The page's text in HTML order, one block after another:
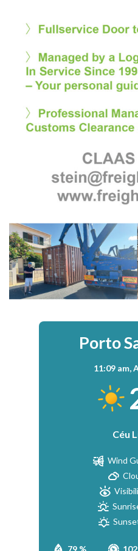
Porto
11:09 am,
Céu
Wind